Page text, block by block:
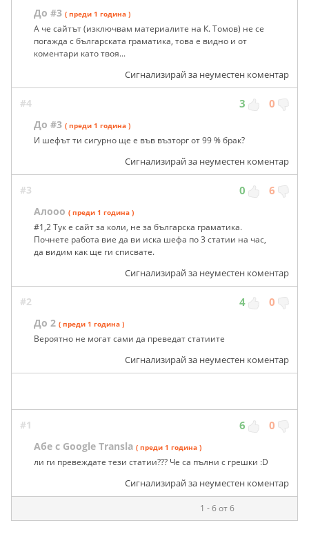
До #3 ( преди 1 година )
А че сайтът (изключвам материалите на К. Томов) не се
погажда с българската граматика, това е видно и от
коментари като твоя...
Сигнализирай за неуместен коментар
#4 3 0
До #3 ( преди 1 година )
И шефът ти сигурно ще е във възторг от 99 % брак?
Сигнализирай за неуместен коментар
#3 0 6
Алооо ( преди 1 година )
#1,2 Тук е сайт за коли, не за българска граматика.
Почнете работа вие да ви иска шефа по 3 статии на час,
да видим как ще ги списвате.
Сигнализирай за неуместен коментар
#2 4 0
До 2 ( преди 1 година )
Вероятно не могат сами да преведат статиите
Сигнализирай за неуместен коментар
#1 6 0
Абе с Google Transla ( преди 1 година )
ли ги превеждате тези статии??? Че са пълни с грешки :D
Сигнализирай за неуместен коментар
1 - 6 от 6